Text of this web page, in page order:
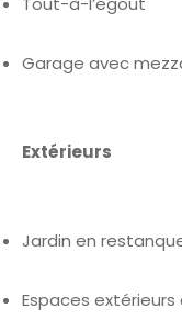
Garage avec
Extérieurs
Jardin en
Espaces